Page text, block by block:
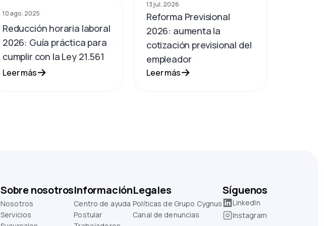
10 ago. 2025
Reducción horaria laboral
2026: Guía práctica para
cumplir con la Ley 21.561
Leer más
13 jul. 2026
Reforma Previsional
2026: aumenta la
cotización previsional del
empleador
Leer más
Sobre nosotros
Nosotros
Servicios
Información
Centro de ayuda
Postular
Legales
Políticas de Grupo Cygnus
Canal de denuncias
Síguenos
LinkedIn
Instagram